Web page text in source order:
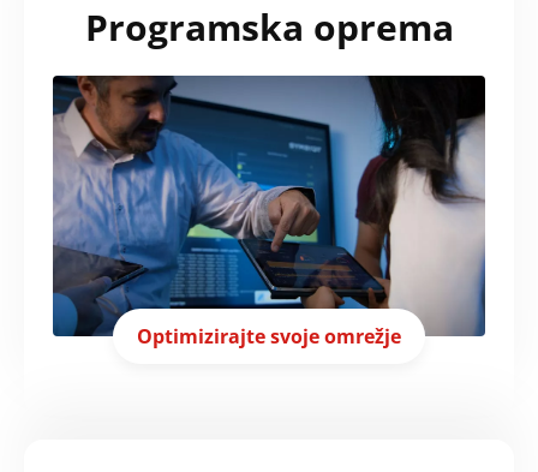
Programska oprema
Optimizirajte svoje omrežje